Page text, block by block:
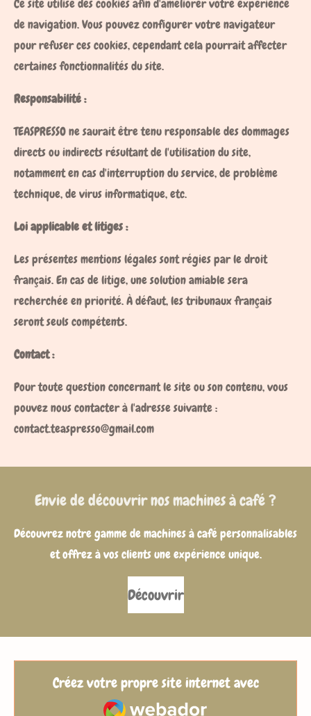
Ce site utilise des cookies afin d'améliorer votre expérience
de navigation. Vous pouvez configurer votre navigateur
pour refuser ces cookies, cependant cela pourrait affecter
certaines fonctionnalités du site.
Responsabilité :
TEASPRESSO ne saurait être tenu responsable des dommages
directs ou indirects résultant de l'utilisation du site,
notamment en cas d'interruption du service, de problème
technique, de virus informatique, etc.
Loi applicable et litiges :
Les présentes mentions légales sont régies par le droit
français. En cas de litige, une solution amiable sera
recherchée en priorité. À défaut, les tribunaux français
seront seuls compétents.
Contact :
Pour toute question concernant le site ou son contenu, vous
pouvez nous contacter à l'adresse suivante :
contact.teaspresso@gmail.com
Envie de découvrir nos machines à café ?
Découvrez notre gamme de machines à café personnalisables
et offrez à vos clients une expérience unique.
Découvrir
Créez votre propre site internet avec
Webador